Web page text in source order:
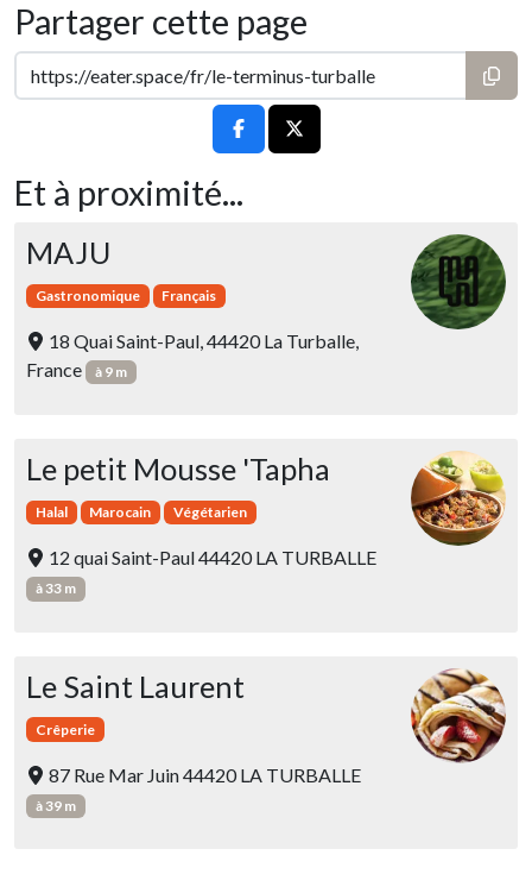
Partager cette page
Et à proximité...
MAJU
Gastronomique Français
18 Quai Saint-Paul, 44420 La Turballe,
France
à 9 m
Le petit Mousse 'Tapha
Halal Marocain Végétarien
12 quai Saint-Paul 44420 LA TURBALLE
à 33 m
Le Saint Laurent
Crêperie
87 Rue Mar Juin 44420 LA TURBALLE
à 39 m